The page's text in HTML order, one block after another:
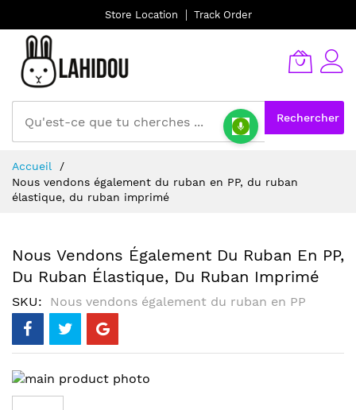
Store Location Track Order
Rechercher
au
contenu
Accueil
Nous vendons également du ruban en PP, du ruban
élastique, du ruban imprimé
Nous Vendons Également Du Ruban En PP,
Du Ruban Élastique, Du Ruban Imprimé
SKU Nous vendons également du ruban en PP
Skip
to